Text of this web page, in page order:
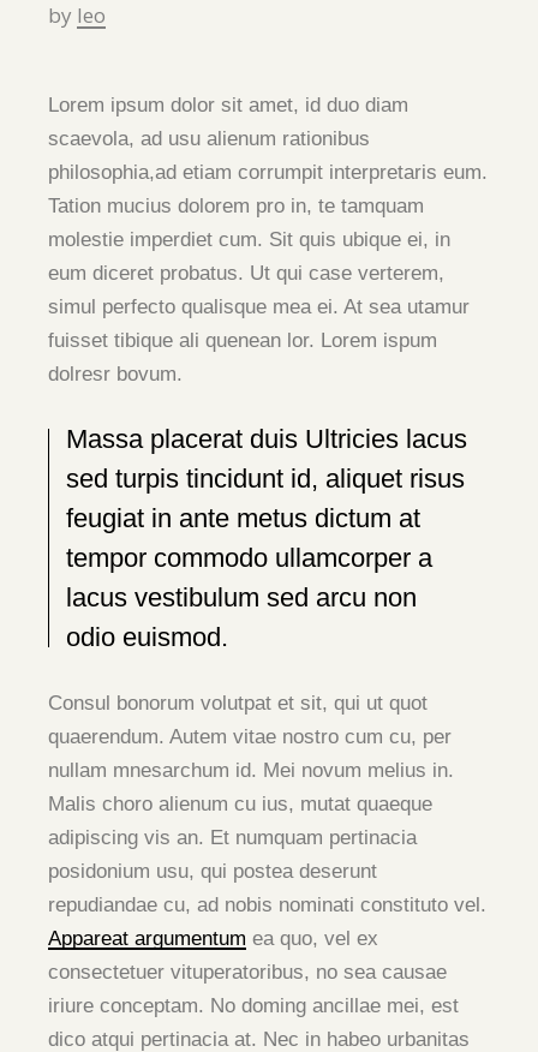
by leo
Lorem ipsum dolor sit amet, id duo diam
scaevola, ad usu alienum rationibus
philosophia,ad etiam corrumpit interpretaris eum.
Tation mucius dolorem pro in, te tamquam
molestie imperdiet cum. Sit quis ubique ei, in
eum diceret probatus. Ut qui case verterem,
simul perfecto qualisque mea ei. At sea utamur
fuisset tibique ali quenean lor. Lorem ispum
dolresr bovum.
Massa placerat duis Ultricies lacus
sed turpis tincidunt id, aliquet risus
feugiat in ante metus dictum at
tempor commodo ullamcorper a
lacus vestibulum sed arcu non
odio euismod.
Consul bonorum volutpat et sit, qui ut quot
quaerendum. Autem vitae nostro cum cu, per
nullam mnesarchum id. Mei novum melius in.
Malis choro alienum cu ius, mutat quaeque
adipiscing vis an. Et numquam pertinacia
posidonium usu, qui postea deserunt
repudiandae cu, ad nobis nominati constituto vel.
Appareat argumentum ea quo, vel ex
consectetuer vituperatoribus, no sea causae
iriure conceptam. No doming ancillae mei, est
dico atqui pertinacia at. Nec in habeo urbanitas